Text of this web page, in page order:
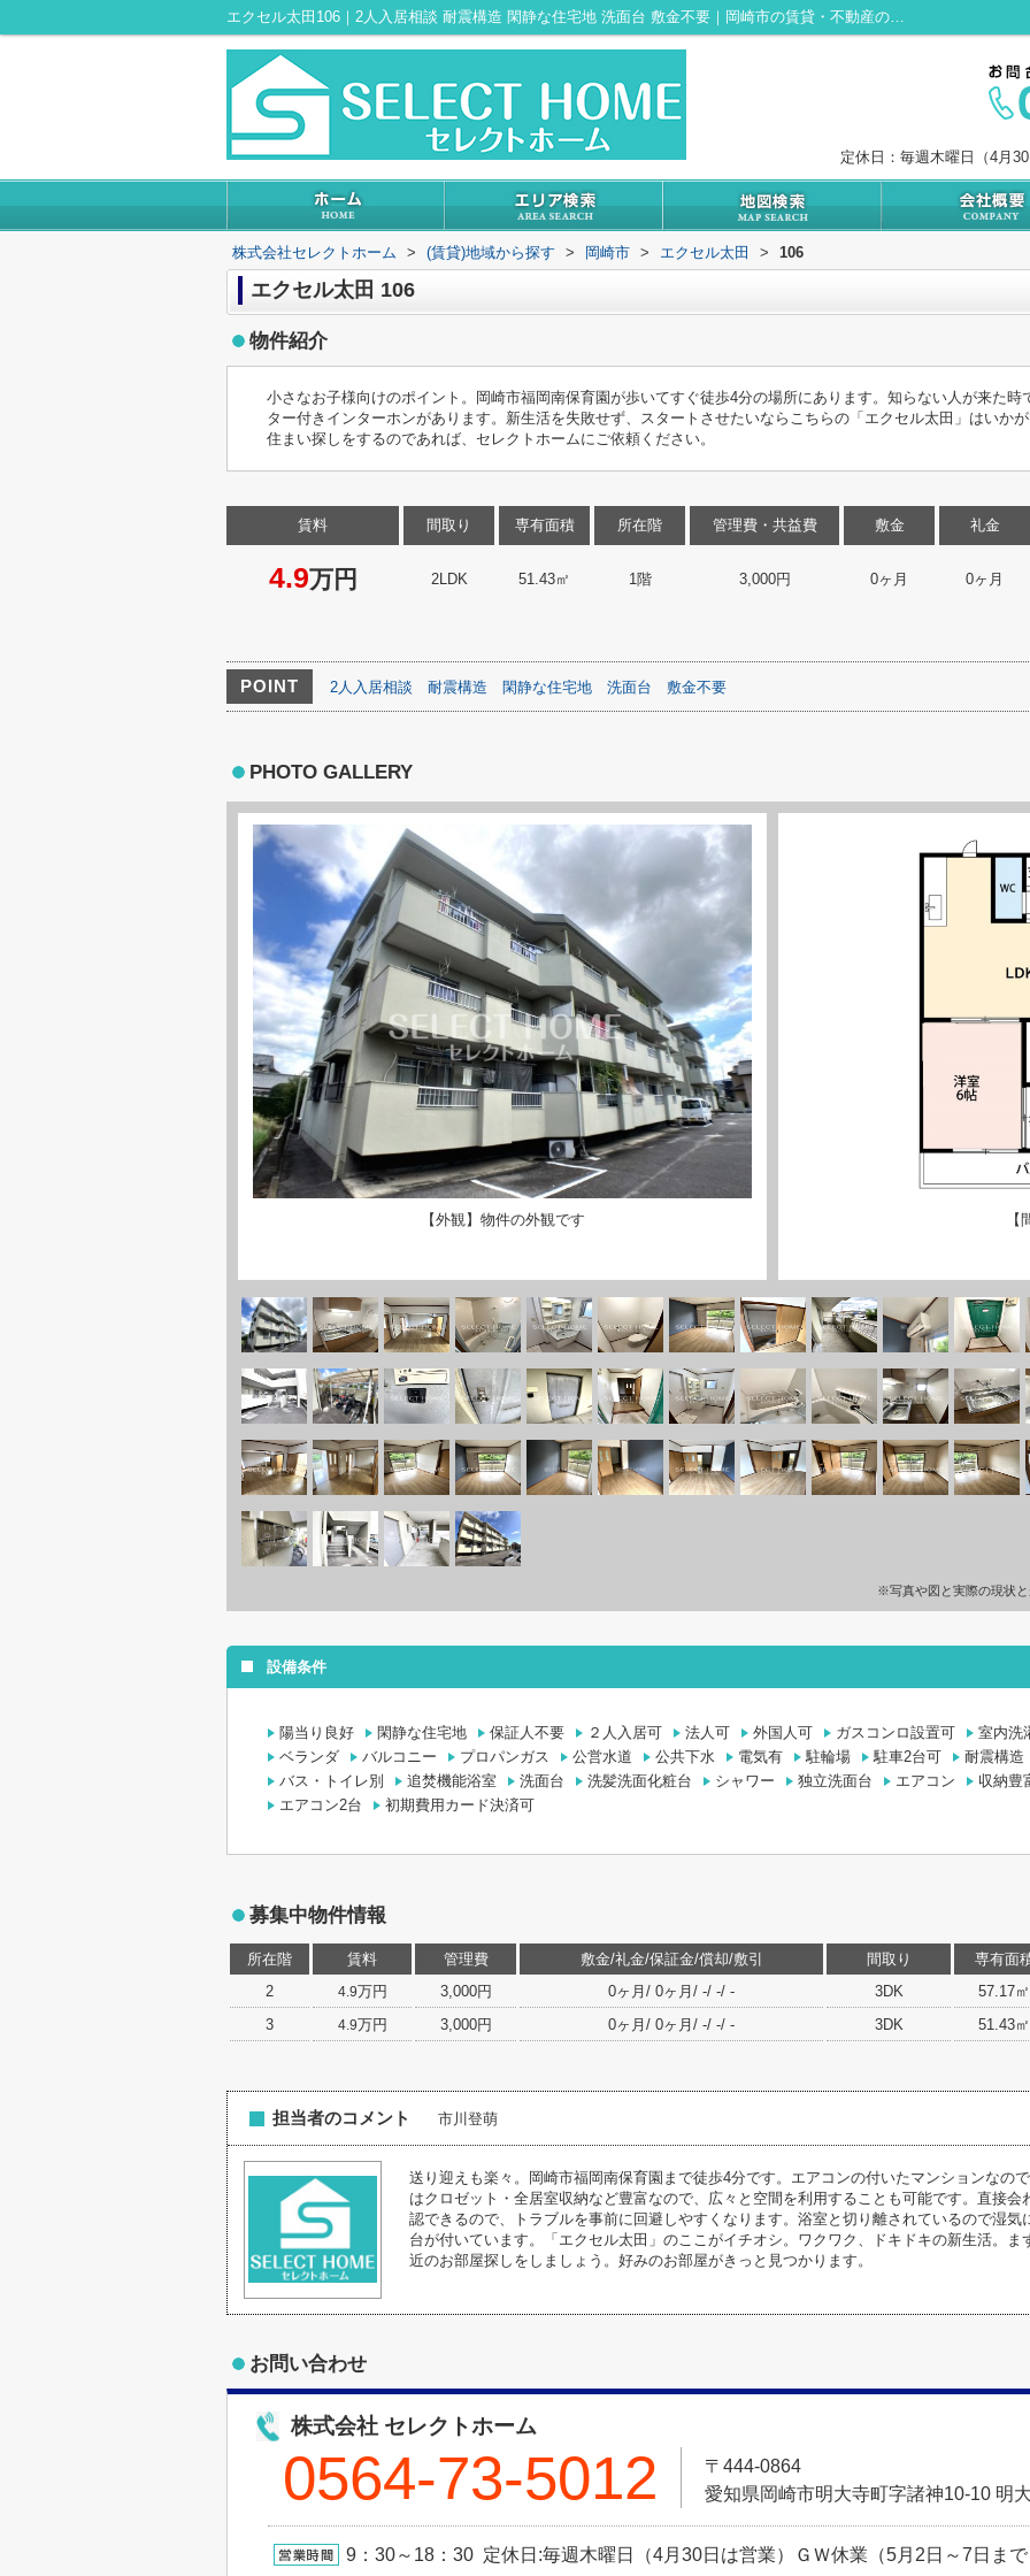
エクセル太田106｜2人入居相談 耐震構造 閑静な住宅地 洗面台 敷金不要｜岡崎市の賃貸・不動産のことなら株式会社セレクトホーム
定休日：毎週木曜日（4月
株式会社セレクトホーム > (賃貸)地域から探す > 岡崎市 > エクセル太田 > 106
エクセル太田 106
物件紹介
小さなお子様向けのポイント。岡崎市福岡南保育園が歩いてすぐ徒歩4分の場所にあります。知らない人が来た
ター付きインターホンがあります。新生活を失敗せず、スタートさせたいならこちらの「エクセル太田」はいか
住まい探しをするのであれば、セレクトホームにご依頼ください。
賃料
4.9万円
間取り
2LDK
専有面積
51.43㎡
所在階
1階
管理費・共益費
3,000円
敷金
0ヶ月
礼金
0ヶ月
POINT 2人入居相談 耐震構造 閑静な住宅地 洗面台 敷金不要
PHOTO GALLERY
【外観】物件の外観です 【
※写真や図と実際の現状
設備条件
陽当り良好 閑静な住宅地 保証人不要 ２人入居可 法人可 外国人可 ガスコンロ設置可
室内洗
ベランダ
バルコニー プロパンガス 公営水道 公共下水 電気有 駐輪場 駐車2台可
耐震構造
バス・トイレ別
追焚機能浴室 洗面台 洗髪洗面化粧台 シャワー 独立洗面台 エアコン
収納豊
エアコン2台
初期費用カード決済可
募集中物件情報
所在階 賃料 管理費 敷金/礼金/保証金/償却/敷引 間取り
専有面
2
4.9万円 3,000円 0ヶ月/ 0ヶ月/ -/ -/ - 3DK
57.17㎡
3
4.9万円 3,000円 0ヶ月/ 0ヶ月/ -/ -/ - 3DK 51.43㎡
担当者のコメント 市川登萌
送り迎えも楽々。岡崎市福岡南保育園まで徒歩4分です。エアコンの付いたマンションなの
はクロゼット・全居室収納など豊富なので、広々と空間を利用することも可能です。直接
認できるので、トラブルを事前に回避しやすくなります。浴室と切り離されているので湿
台が付いています。「エクセル太田」のここがイチオシ。ワクワク、ドキドキの新生活。
近のお部屋探しをしましょう。好みのお部屋がきっと見つかります。
お問い合わせ
株式会社 セレクトホーム
0564-73-5012
〒444-0864
愛知県岡崎市明大寺町字諸神10-10 明
9：30～18：30 定休日:毎週木曜日（4月30日は営業）ＧＷ休業（5月2日～7日ま